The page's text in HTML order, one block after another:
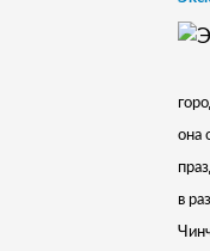
она
в